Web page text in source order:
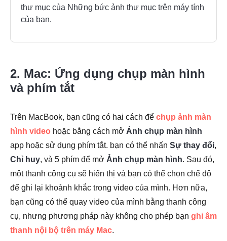
thư mục của Những bức ảnh thư mục trên máy tính
của bạn.
2. Mac: Ứng dụng chụp màn hình
và phím tắt
Trên MacBook, bạn cũng có hai cách để chụp ảnh màn
hình video hoặc bằng cách mở Ảnh chụp màn hình
app hoặc sử dụng phím tắt. bạn có thể nhấn Sự thay đổi,
Chỉ huy, và 5 phím để mở Ảnh chụp màn hình. Sau đó,
một thanh công cụ sẽ hiển thị và bạn có thể chọn chế độ
để ghi lại khoảnh khắc trong video của mình. Hơn nữa,
bạn cũng có thể quay video của mình bằng thanh công
cụ, nhưng phương pháp này không cho phép bạn ghi âm
thanh nội bộ trên máy Mac.